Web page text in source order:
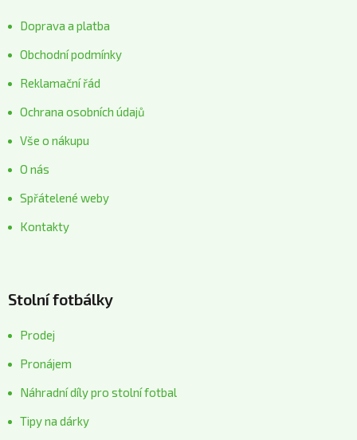
Doprava a platba
Obchodní podmínky
Reklamační řád
Ochrana osobních údajů
Vše o nákupu
O nás
Spřátelené weby
Kontakty
Stolní fotbálky
Prodej
Pronájem
Náhradní díly pro stolní fotbal
Tipy na dárky